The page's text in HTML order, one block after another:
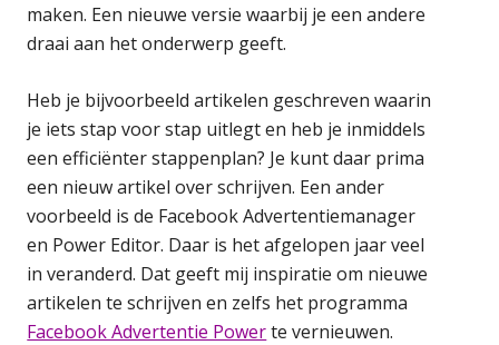
maken. Een nieuwe versie waarbij je een andere
draai aan het onderwerp geeft.
Heb je bijvoorbeeld artikelen geschreven waarin
je iets stap voor stap uitlegt en heb je inmiddels
een efficiënter stappenplan? Je kunt daar prima
een nieuw artikel over schrijven. Een ander
voorbeeld is de Facebook Advertentiemanager
en Power Editor. Daar is het afgelopen jaar veel
in veranderd. Dat geeft mij inspiratie om nieuwe
artikelen te schrijven en zelfs het programma
Facebook Advertentie Powerte vernieuwen.